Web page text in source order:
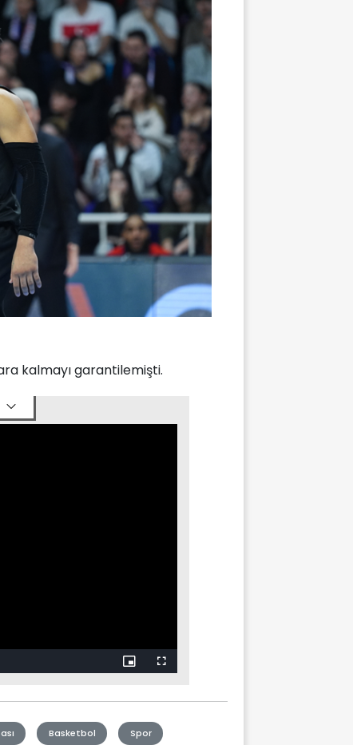
kalmayı garantilemişti.
Basketbol Spor